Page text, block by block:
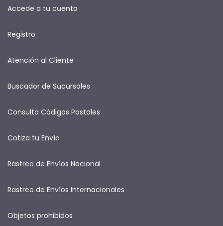
Accede a tu cuenta
Registro
Atención al Cliente
Buscador de Sucursales
Consulta Códigos Postales
Cotiza tu Envío
Rastreo de Envíos Nacional
Rastreo de Envíos Internacionales
Objetos prohibidos